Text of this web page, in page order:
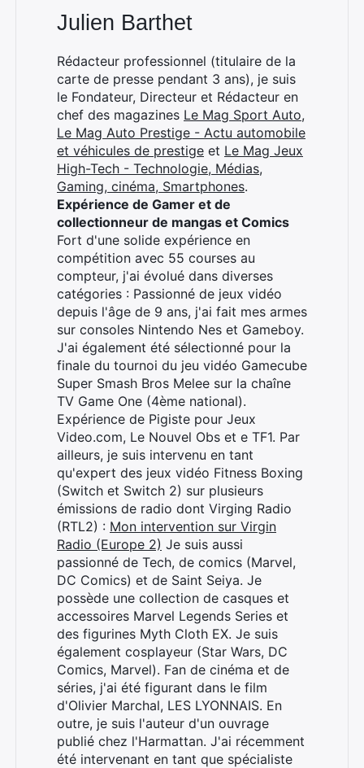
Julien Barthet
Rédacteur professionnel (titulaire de la
carte de presse pendant 3 ans), je suis
le Fondateur, Directeur et Rédacteur en
chef des magazines Le Mag Sport Auto,
Le Mag Auto Prestige - Actu automobile
et véhicules de prestige et Le Mag Jeux
High-Tech - Technologie, Médias,
Gaming, cinéma, Smartphones.
Expérience de Gamer et de
collectionneur de mangas et Comics
Fort d'une solide expérience en
compétition avec 55 courses au
compteur, j'ai évolué dans diverses
catégories : Passionné de jeux vidéo
depuis l'âge de 9 ans, j'ai fait mes armes
sur consoles Nintendo Nes et Gameboy.
J'ai également été sélectionné pour la
finale du tournoi du jeu vidéo Gamecube
Super Smash Bros Melee sur la chaîne
TV Game One (4ème national).
Expérience de Pigiste pour Jeux
Video.com, Le Nouvel Obs et e TF1. Par
ailleurs, je suis intervenu en tant
qu'expert des jeux vidéo Fitness Boxing
(Switch et Switch 2) sur plusieurs
émissions de radio dont Virging Radio
(RTL2) : Mon intervention sur Virgin
Radio (Europe 2) Je suis aussi
passionné de Tech, de comics (Marvel,
DC Comics) et de Saint Seiya. Je
possède une collection de casques et
accessoires Marvel Legends Series et
des figurines Myth Cloth EX. Je suis
également cosplayeur (Star Wars, DC
Comics, Marvel). Fan de cinéma et de
séries, j'ai été figurant dans le film
d'Olivier Marchal, LES LYONNAIS. En
outre, je suis l'auteur d'un ouvrage
publié chez l'Harmattan. J'ai récemment
été intervenant en tant que spécialiste
Rechercher